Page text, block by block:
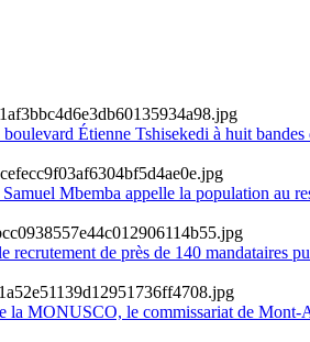
Étienne Tshisekedi à huit
Mbemba appelle la population au
recrutement de près de 140 mandataires
la MONUSCO, le commissariat de Mont-